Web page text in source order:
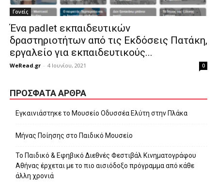
Γονείς
Ένα padlet εκπαιδευτικών
δραστηριοτήτων από τις Εκδόσεις Πατάκη,
εργαλείο για εκπαιδευτικούς...
WeRead.gr - 4 Ιουνίου, 2021 0
ΠΡΌΣΦΑΤΑ ΆΡΘΡΑ
Εγκαινιάστηκε το Μουσείο Οδυσσέα Ελύτη στην Πλάκα
Μήνας Ποίησης στο Παιδικό Μουσείο
Το Παιδικό & Εφηβικό Διεθνές Φεστιβάλ Κινηματογράφου
Αθήνας έρχεται με το πιο αισιόδοξο πρόγραμμα από κάθε
άλλη χρονιά